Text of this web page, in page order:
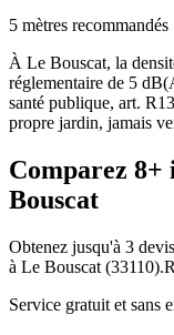
5 mètres recommandés
À Le Bouscat, la
réglementaire de 5
santé publique, art.
propre jardin, jamais
Comparez 8+
Bouscat
Obtenez jusqu'à 3
à Le Bouscat (33110).
Service gratuit et sans